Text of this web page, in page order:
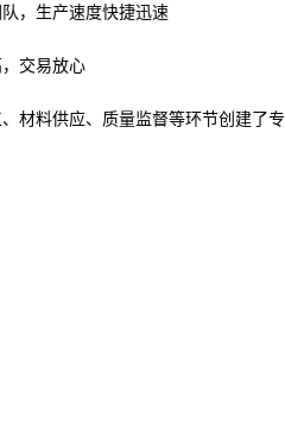
，生产速度快捷迅速
交易放心
材料供应、质量监督等环节创建了专